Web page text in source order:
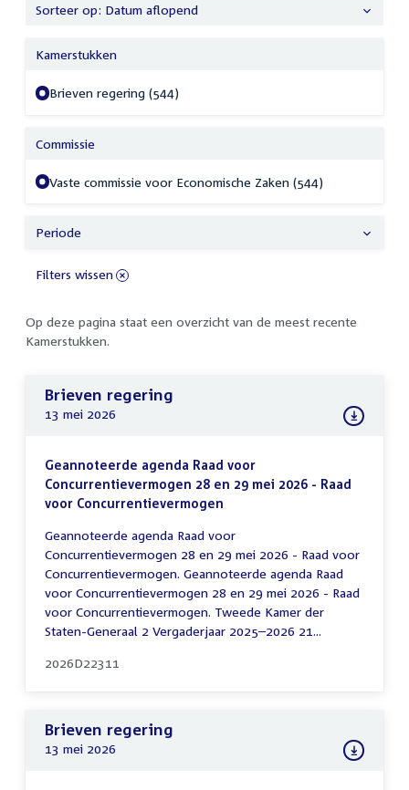
Op deze pagina staat een overzicht van de meest recente
Kamerstukken.
Brieven regering
13 mei 2026
Geannoteerde agenda Raad voor
Concurrentievermogen 28 en 29 mei 2026 - Raad
voor Concurrentievermogen
Geannoteerde agenda Raad voor
Concurrentievermogen 28 en 29 mei 2026 - Raad voor
Concurrentievermogen. Geannoteerde agenda Raad
voor Concurrentievermogen 28 en 29 mei 2026 - Raad
voor Concurrentievermogen. Tweede Kamer der
Staten-Generaal 2 Vergaderjaar 2025–2026 21...
2026D22311
Brieven regering
13 mei 2026
Sorteer op: Datum aflopend
Kamerstukken
Brieven regering (544)
Commissie
Vaste commissie voor Economische Zaken (544)
Periode
Filters wissen